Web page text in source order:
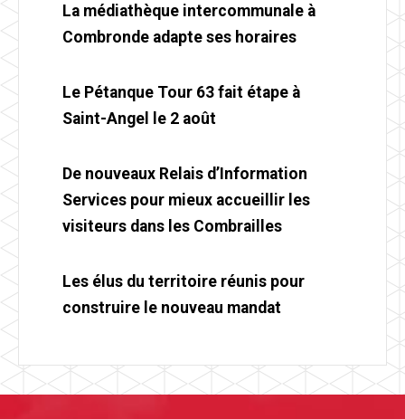
La médiathèque intercommunale à
Combronde adapte ses horaires
Le Pétanque Tour 63 fait étape à
Saint-Angel le 2 août
De nouveaux Relais d’Information
Services pour mieux accueillir les
visiteurs dans les Combrailles
Les élus du territoire réunis pour
construire le nouveau mandat